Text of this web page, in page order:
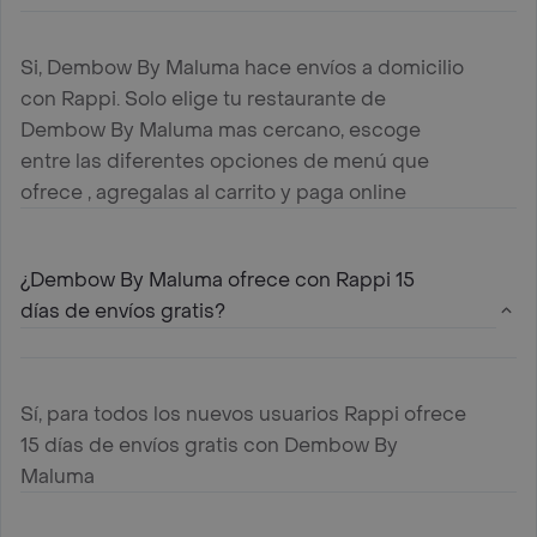
Si, Dembow By Maluma hace envíos a domicilio
con Rappi. Solo elige tu restaurante de
Dembow By Maluma mas cercano, escoge
entre las diferentes opciones de menú que
ofrece , agregalas al carrito y paga online
¿Dembow By Maluma ofrece con Rappi 15
días de envíos gratis?
Sí, para todos los nuevos usuarios Rappi ofrece
15 días de envíos gratis con Dembow By
Maluma